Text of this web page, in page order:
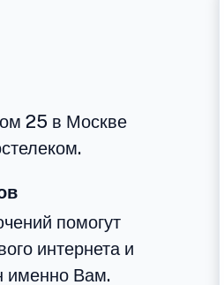
25 в Москве
помогут
интернета и
именно Вам.